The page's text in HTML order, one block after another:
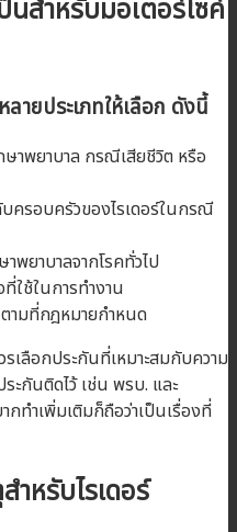
นสำหรับมอเตอร์ไซค์
ายประเภทให้เลือก ดังนี้
าพยาบาล กรณีเสียชีวิต หรือ
บครอบครัวของไรเดอร์ในกรณี
พยาบาลจากโรคทั่วไป
ใช้ในการทำงาน
ามที่กฎหมายกำหนด
รเลือกประกันที่เหมาะสมกับความ
กันติดไว้ เช่น พรบ. และ
ทำเพิ่มเติมก็ถือว่าเป็นเรื่องที่
หรับไรเดอร์